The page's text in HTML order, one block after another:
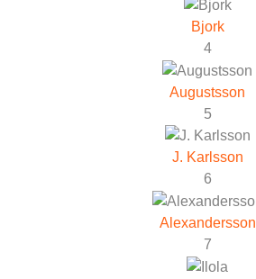
Bjork
4
Augustsson
5
J. Karlsson
6
Alexandersson
7